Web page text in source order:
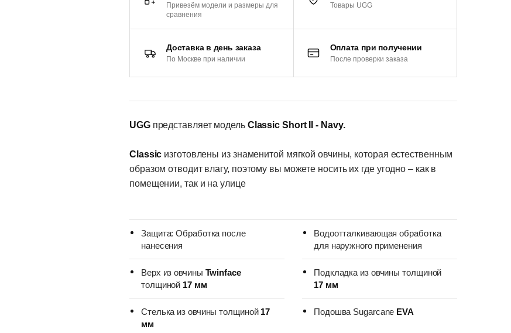
Привезём модели и размеры для
сравнения
Товары UGG
Доставка в день заказа
По Москве при наличии
Оплата при получении
После проверки заказа
UGG представляет модельClassic Short II - Navy.
Classic изготовлены из знаменитой мягкой овчины, которая естественным
образом отводит влагу, поэтому вы можете носить их где угодно – как в
помещении, так и на улице
Защита: Обработка после
нанесения
Водоотталкивающая обработка
для наружного применения
Верх из овчины Twinface
толщиной 17 мм
Подкладка из овчины толщиной
17 мм
Стелька из овчины толщиной 17
мм
Подошва Sugarcane EVA